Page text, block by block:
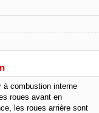
à combustion interne
roues avant en
les roues arrière sont